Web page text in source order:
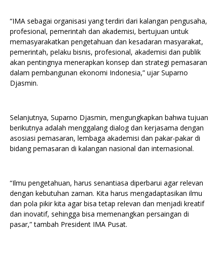
“IMA sebagai organisasi yang terdiri dari kalangan pengusaha,
profesional, pemerintah dan akademisi, bertujuan untuk
memasyarakatkan pengetahuan dan kesadaran masyarakat,
pemerintah, pelaku bisnis, profesional, akademisi dan publik
akan pentingnya menerapkan konsep dan strategi pemasaran
dalam pembangunan ekonomi Indonesia,” ujar Suparno
Djasmin.
Selanjutnya, Suparno Djasmin, mengungkapkan bahwa tujuan
berikutnya adalah menggalang dialog dan kerjasama dengan
asosiasi pemasaran, lembaga akademisi dan pakar-pakar di
bidang pemasaran di kalangan nasional dan internasional.
“Ilmu pengetahuan, harus senantiasa diperbarui agar relevan
dengan kebutuhan zaman. Kita harus mengadaptasikan ilmu
dan pola pikir kita agar bisa tetap relevan dan menjadi kreatif
dan inovatif, sehingga bisa memenangkan persaingan di
pasar,” tambah President IMA Pusat.